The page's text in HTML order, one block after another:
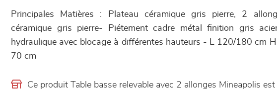
Principales Matières : Plateau céramique gris pierre, 2
céramique gris pierre- Piétement cadre métal finition gris
hydraulique avec blocage à différentes hauteurs - L 120/180 cm
70 cm
Ce produit Table basse relevable avec 2 allonges Mineapolis